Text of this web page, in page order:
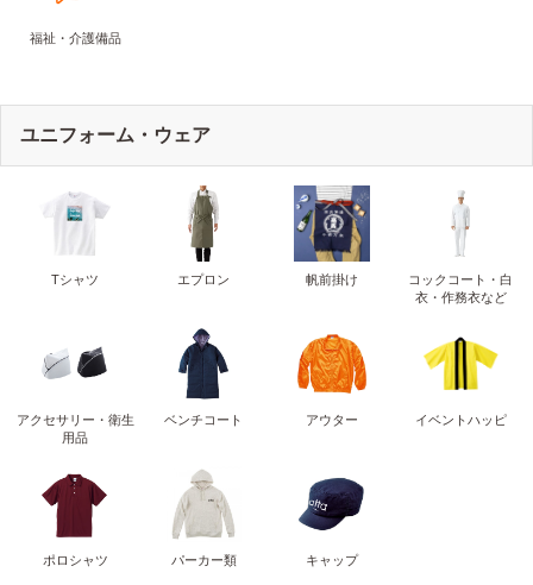
福祉・介護備品
ユニフォーム・ウェア
Tシャツ エプロン 帆前掛け
コックコート・白
衣・作務衣など
アクセサリー・衛生
用品
ベンチコート アウター イベントハッピ
ポロシャツ パーカー類 キャップ